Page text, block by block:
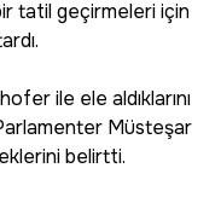
tatil geçirmeleri için
ile ele aldıklarını
Müsteşar
belirtti.